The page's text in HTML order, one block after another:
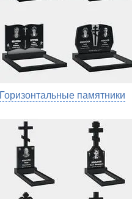
Горизонтальные памятники